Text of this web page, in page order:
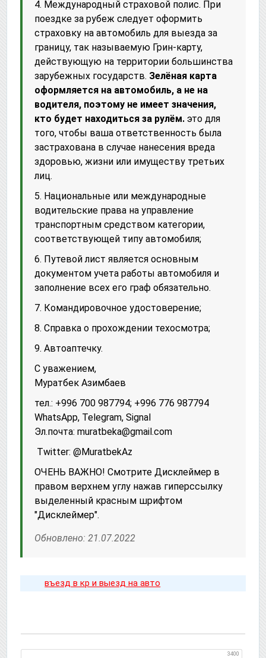
4. Международный страховой полис. При
поездке за рубеж следует оформить
страховку на автомобиль для выезда за
границу, так называемую Грин-карту,
действующую на территории большинства
зарубежных государств. Зелёная карта
оформляется на автомобиль, а не на
водителя, поэтому не имеет значения,
кто будет находиться за рулём. это для
того, чтобы ваша ответственность была
застрахована в случае нанесения вреда
здоровью, жизни или имуществу третьих
лиц.
5. Национальные или международные
водительские права на управление
транспортным средством категории,
соответствующей типу автомобиля;
6. Путевой лист является основным
документом учета работы автомобиля и
заполнение всех его граф обязательно.
7. Командировочное удостоверение;
8. Справка о прохождении техосмотра;
9. Автоаптечку.
С уважением,
Муратбек Азимбаев
тел.: +996 700 987794; +996 776 987794
WhatsApp, Telegram, Signal
Эл.почта: muratbeka@gmail.com
Twitter: @MuratbekAz
ОЧЕНЬ ВАЖНО! Смотрите Дисклеймер в
правом верхнем углу нажав гиперссылку
выделенный красным шрифтом
"Дисклеймер".
Обновлено: 21.07.2022
въезд в кр и выезд на авто
3400